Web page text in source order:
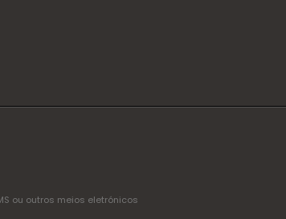
ou outros meios eletrónicos